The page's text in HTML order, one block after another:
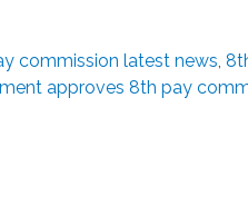
commission latest news,
approves 8th pay